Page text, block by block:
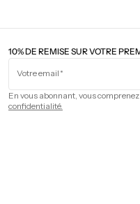
10% DE REMISE SUR VOTRE
Votre email
En vous abonnant, vous
confidentialité.